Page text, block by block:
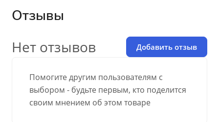
Отзывы
Помогите другим пользователям с
выбором - будьте первым, кто поделится
своим мнением об этом товаре
Нет отзывов Добавить отзыв